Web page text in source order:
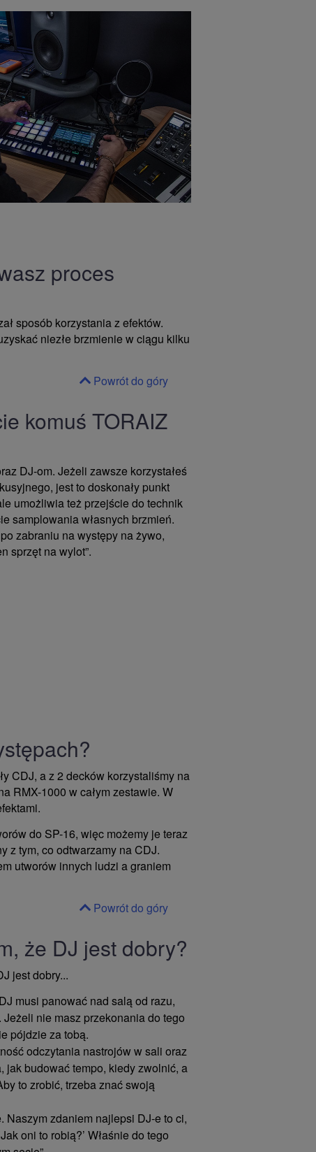
proces
sposób korzystania z efektów.
niezłe brzmienie w ciągu kilku
Powrót do góry
komuś TORAIZ
DJ-om. Jeżeli zawsze korzystałeś
jest to doskonały punkt
umożliwia też przejście do technik
samplowania własnych brzmień.
zabraniu na występy na żywo,
sprzęt na wylot”.
CDJ, a z 2 decków korzystaliśmy na
RMX-1000 w całym zestawie. W
do SP-16, więc możemy je teraz
z tym, co odtwarzamy na CDJ.
utworów innych ludzi a graniem
Powrót do góry
że DJ jest dobry?
jest dobry...
musi panować nad salą od razu,
nie masz przekonania do tego
pójdzie za tobą.
odczytania nastrojów w sali oraz
jak budować tempo, kiedy zwolnić, a
to zrobić, trzeba znać swoją
Naszym zdaniem najlepsi DJ-e to ci,
oni to robią?’ Właśnie do tego